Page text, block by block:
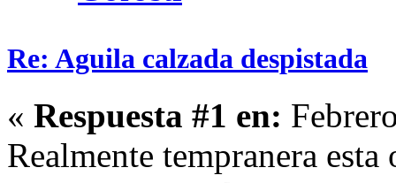
Re: Aguila calzada despistada
« Respuesta #1 en:
Realmente tempranera